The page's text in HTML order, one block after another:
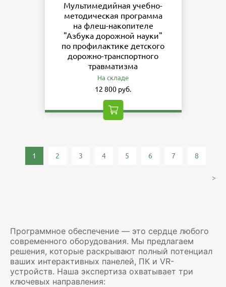
Мультимедийная учебно-
методическая программа
на флеш-накопителе
"Азбука дорожной науки"
по профилактике детского
дорожно-транспортного
травматизма
На складе
12 800 руб.
1 2 3 4 5 6 7 8
>
Программное обеспечение — это сердце любого
современного оборудования. Мы предлагаем
решения, которые раскрывают полный потенциал
ваших интерактивных панелей, ПК и VR-
устройств. Наша экспертиза охватывает три
ключевых направления: